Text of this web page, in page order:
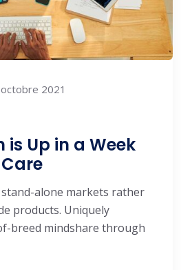
2021
is Up in a Week
alone markets rather
products. Uniquely
breed mindshare through